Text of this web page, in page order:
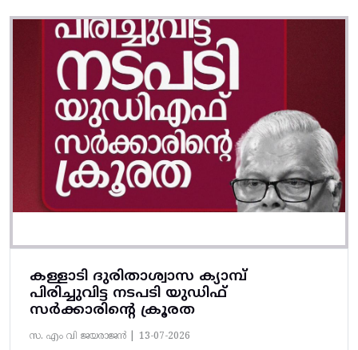
കള്ളാടി ദുരിതാശ്വാസ ക്യാമ്പ്
പിരിച്ചുവിട്ട നടപടി യുഡിഫ്
സർക്കാരിന്റെ ക്രൂരത
സ. എം വി ജയരാജൻ | 13-07-2026